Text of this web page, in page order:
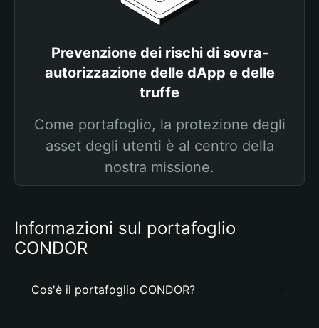
Prevenzione dei rischi di sovra-
autorizzazione delle dApp e delle
truffe
Come portafoglio, la protezione degli
asset degli utenti è al centro della
nostra missione.
Informazioni sul portafoglio
CONDOR
Cos'è il portafoglio CONDOR?